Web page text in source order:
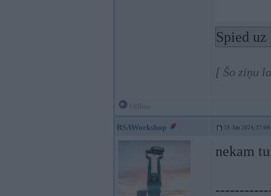
Spied
[ Šo ziņu
RSAWorkshop 19. Jan 2024, 17:04
nekam